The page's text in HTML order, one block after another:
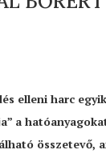
elleni harc
a
összetevő,